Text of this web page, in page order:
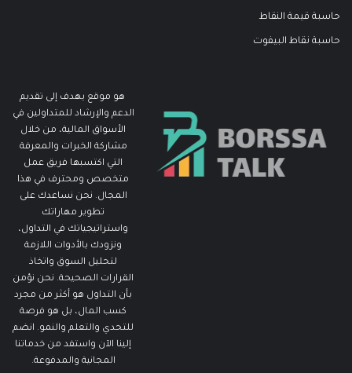
حاسبة قيمة النقاط
حاسبة نقاط البيفوت
هو موقع يهدف إلى تقديم
الدعم والإرشاد للمتداولين في
الأسواق المالية، من خلال
مشاركة الخبرات والمعرفة
التي اكتسبها فريق عمل
متخصص ومحترف في هذا
المجال. نحن نساعدك على
تطوير مهاراتك
واستراتيجياتك في التداول،
ونزودك بالأدوات اللازمة
لتحليل السوق واتخاذ
القرارات الصحيحة. نحن نؤمن
بأن التداول هو أكثر من مجرد
كسب المال، بل هو فرصة
للتحدي والتعلم والنمو. انضم
إلينا الآن واستفد من خدماتنا
المجانية والمدفوعة.